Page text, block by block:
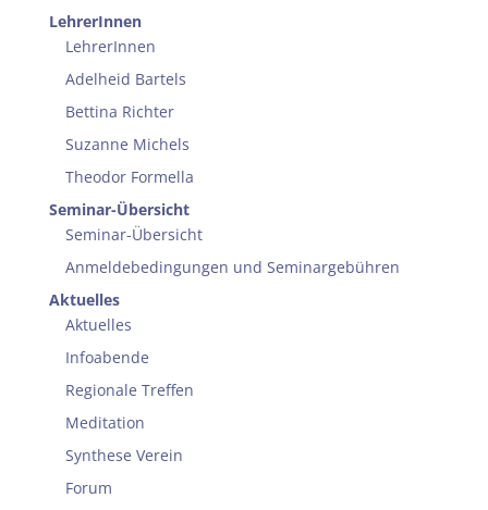
LehrerInnen
LehrerInnen
Adelheid Bartels
Bettina Richter
Suzanne Michels
Theodor Formella
Seminar-Übersicht
Seminar-Übersicht
Anmeldebedingungen und Seminargebühren
Aktuelles
Aktuelles
Infoabende
Regionale Treffen
Meditation
Synthese Verein
Forum